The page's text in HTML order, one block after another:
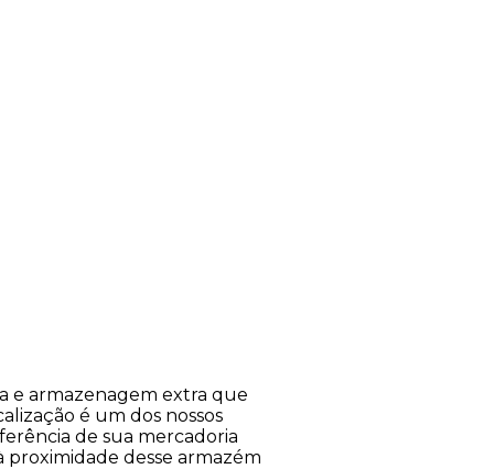
e armazenagem extra que
é um dos nossos
de sua mercadoria
proximidade desse armazém